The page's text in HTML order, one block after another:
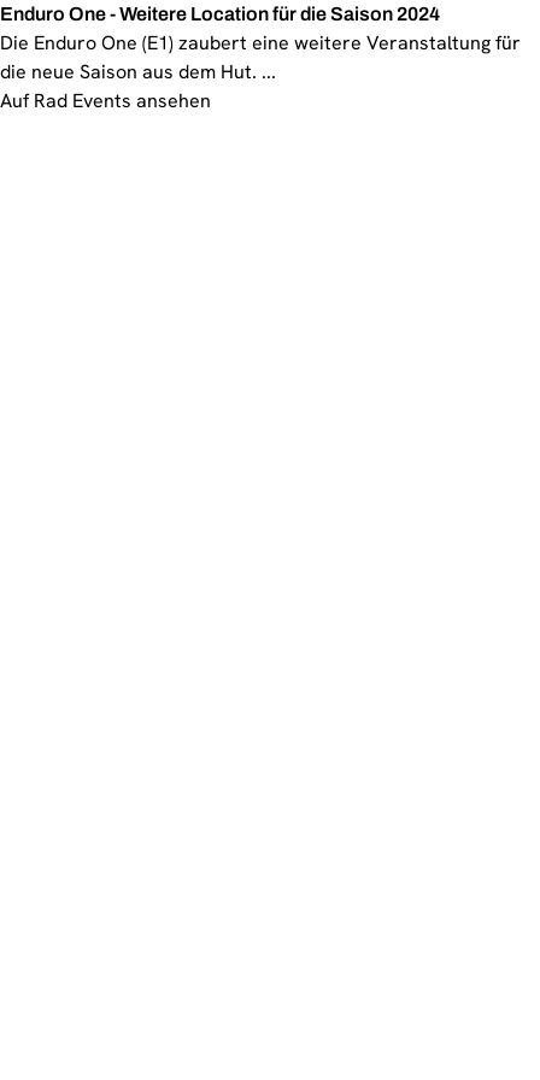
Enduro One - Weitere Location für die Saison 2024
Die Enduro One (E1) zaubert eine weitere Veranstaltung für
die neue Saison aus dem Hut. ...
Auf Rad Events ansehen